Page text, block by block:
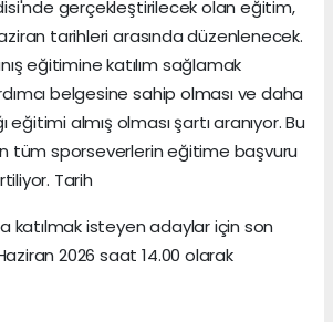
gerçekleştirilecek olan eğitim,
tarihleri arasında düzenlenecek.
eğitimine katılım sağlamak
belgesine sahip olması ve daha
eğitimi almış olması şartı aranıyor. Bu
tüm sporseverlerin eğitime başvuru
Tarih
katılmak isteyen adaylar için son
2026 saat 14.00 olarak